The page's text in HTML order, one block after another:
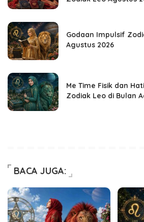
Godaan Impulsif
Agustus 2026
Me Time Fisik dan
Zodiak Leo di Bulan
BACA JUGA: